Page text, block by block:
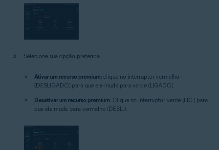
Selecione sua opção preferida:
Ativar um recurso premium: clique no interruptor vermelho
(DESLIGADO) para que ele mude para verde (LIGADO).
Desativar um recurso premium: Clique no interruptor verde (LIG.) para
que ele mude para vermelho (DESL.).